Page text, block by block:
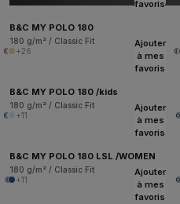
favoris
B&C MY POLO 180
180 g/m² / Classic Fit
+26
Ajouter
à mes
favoris
B&C MY POLO 180 /kids
180 g/m² / Classic Fit
+11
Ajouter
à mes
favoris
B&C MY POLO 180 LSL /WOMEN
180 g/m² / Classic Fit
+11
Ajouter
à mes
favoris